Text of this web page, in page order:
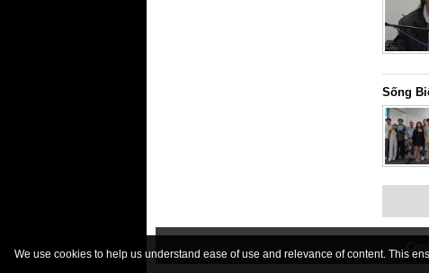
Sống
We use cookies to help us understand ease of use and relevance of content. This